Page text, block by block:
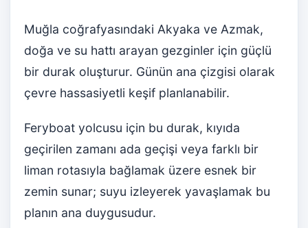
Muğla coğrafyasındaki Akyaka ve Azmak,
doğa ve su hattı arayan gezginler için güçlü
bir durak oluşturur. Günün ana çizgisi olarak
çevre hassasiyetli keşif planlanabilir.
Feryboat yolcusu için bu durak, kıyıda
geçirilen zamanı ada geçişi veya farklı bir
liman rotasıyla bağlamak üzere esnek bir
zemin sunar; suyu izleyerek yavaşlamak bu
planın ana duygusudur.